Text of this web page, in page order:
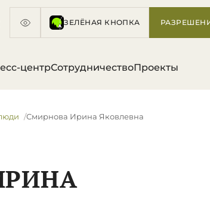
ЗЕЛЁНАЯ КНОПКА
центрСотрудничествоПроекты
Смирнова Ирина Яковлевна